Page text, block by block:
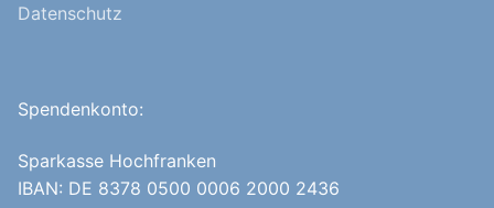
Datenschutz
Spendenkonto:
Sparkasse Hochfranken
IBAN: DE 8378 0500 0006 2000 2436